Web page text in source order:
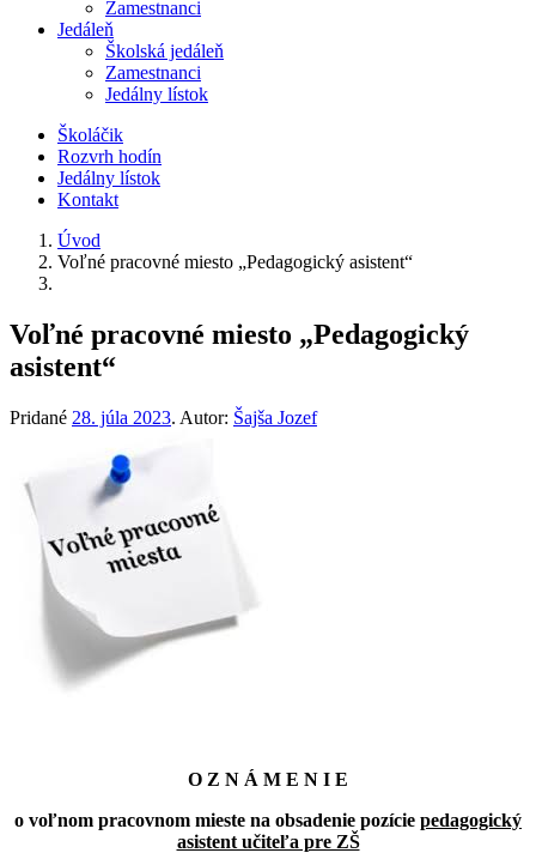
Zamestnanci
Jedáleň
Školská jedáleň
Zamestnanci
Jedálny lístok
Školáčik
Rozvrh hodín
Jedálny lístok
Kontakt
Úvod
Voľné pracovné miesto „Pedagogický asistent“
Voľné pracovné miesto „Pedagogický
asistent“
Pridané 28. júla 2023. Autor: Šajša Jozef
O Z N Á M E N I E
o voľnom pracovnom mieste na obsadenie pozície pedagogický
asistent učiteľa pre ZŠ